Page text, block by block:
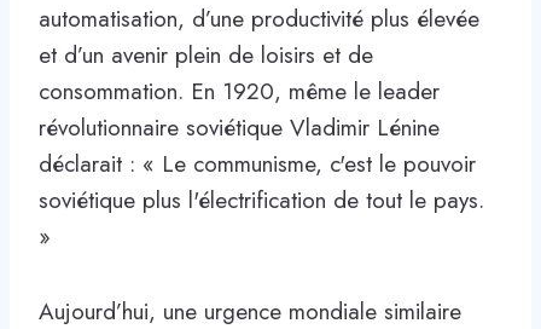
automatisation, d’une productivité plus élevée
et d’un avenir plein de loisirs et de
consommation. En 1920, même le leader
révolutionnaire soviétique Vladimir Lénine
déclarait : « Le communisme, c'est le pouvoir
soviétique plus l'électrification de tout le pays.
»
Aujourd’hui, une urgence mondiale similaire